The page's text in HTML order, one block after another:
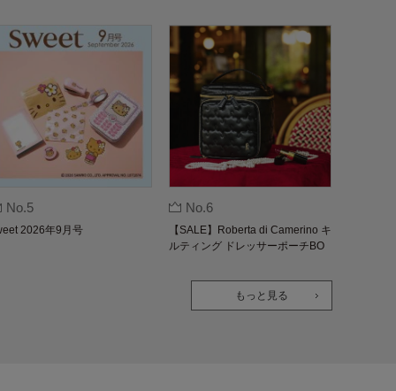
No.5
2026年9月号
No.6
【SALE】Roberta di Camerino キ
ルティング ドレッサーポーチBO
もっと見る